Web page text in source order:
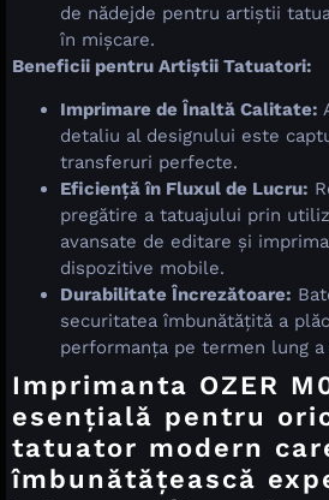
de nădejde pentru artiștii
în mișcare.
Beneficii pentru Artiștii Tatuatori:
Imprimare de Înaltă Calitate:
detaliu al designului este
transferuri perfecte.
Eficiență în Fluxul de Lucru:
pregătire a tatuajului prin
avansate de editare și
dispozitive mobile.
Durabilitate Încrezătoare:
securitatea îmbunătățită a
performanța pe termen lung
Imprimanta OZER
esențială pentru
tatuator modern
îmbunătățească